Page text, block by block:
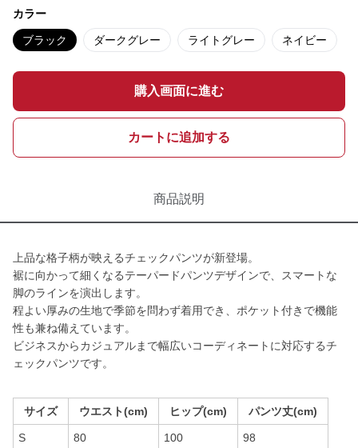
カラー
ブラック ダークグレー ライトグレー ネイビー
購入画面に進む
カートに追加する
商品説明
上品な格子柄が映えるチェックパンツが新登場。
裾に向かって細くなるテーパードパンツデザインで、スマートな
脚のラインを演出します。
程よい厚みの生地で季節を問わず着用でき、ポケット付きで機能
性も兼ね備えています。
ビジネスからカジュアルまで幅広いコーディネートに対応するチ
ェックパンツです。
サイズ ウエスト(cm) ヒップ(cm) パンツ丈(cm)
S 80 100 98